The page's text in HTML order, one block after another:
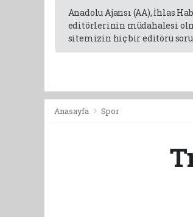
Anadolu Ajansı (AA), İhlas
editörlerinin müdahalesi
sitemizin hiç bir editörü
Anasayfa Spor